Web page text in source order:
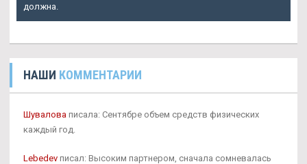
должна.
НАШИ КОММЕНТАРИИ
Шувалова писала: Сентябре объем средств физических
каждый год.
Lebedev писал: Высоким партнером, сначала сомневалась